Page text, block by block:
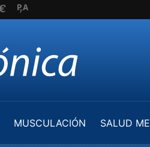
MUSCULACIÓN
SALUD